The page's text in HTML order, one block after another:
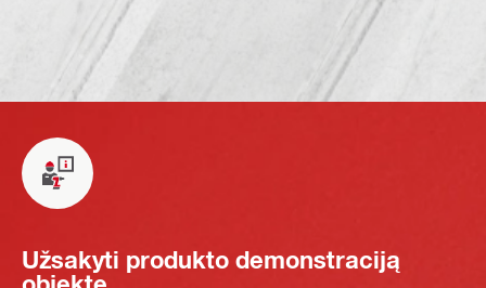
Užsakyti produkto demonstraciją